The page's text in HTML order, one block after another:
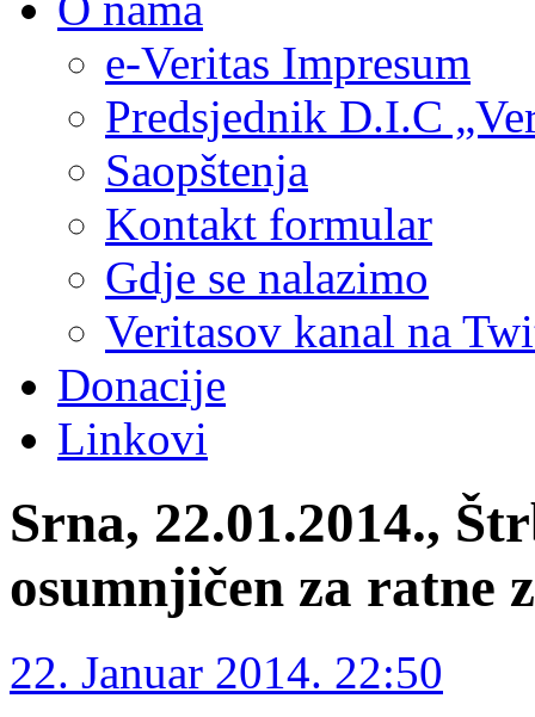
e-Veritas Impresum
Predsjednik D.I.C
Saopštenja
Kontakt formular
Gdje se nalazimo
Veritasov kanal na
Donacije
Linkovi
Srna, 22.01.2014.,
osumnjičen za ratne
22. Januar 2014. 22:50